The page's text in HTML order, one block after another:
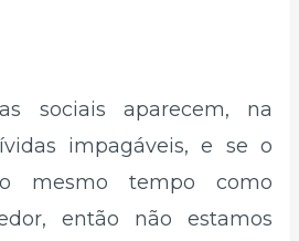
sociais aparecem, na
impagáveis, e se o
mesmo tempo como
então não estamos